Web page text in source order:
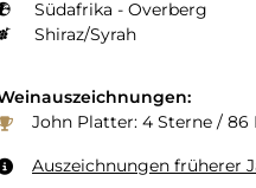
Südafrika - Overberg
Shiraz/Syrah
John Platter: 4 Sterne / 86
Auszeichnungen früherer